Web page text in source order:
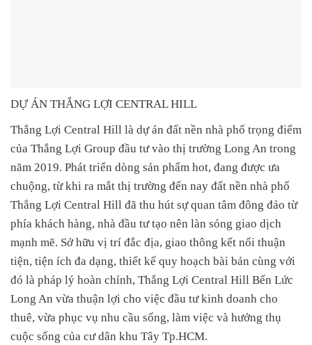
DỰ ÁN THẮNG LỢI CENTRAL HILL
Thắng Lợi Central Hill là dự án đất nền nhà phố trọng điểm
của Thắng Lợi Group đầu tư vào thị trường Long An trong
năm 2019. Phát triển dòng sản phẩm hot, đang được ưa
chuộng, từ khi ra mắt thị trường đến nay đất nền nhà phố
Thắng Lợi Central Hill đã thu hút sự quan tâm đông đảo từ
phía khách hàng, nhà đầu tư tạo nên làn sóng giao dịch
mạnh mẽ. Sở hữu vị trí đắc địa, giao thông kết nối thuận
tiện, tiện ích đa dạng, thiết kế quy hoạch bài bản cùng với
đó là pháp lý hoàn chỉnh, Thắng Lợi Central Hill Bến Lức
Long An vừa thuận lợi cho việc đầu tư kinh doanh cho
thuê, vừa phục vụ nhu cầu sống, làm việc và hưởng thụ
cuộc sống của cư dân khu Tây Tp.HCM.